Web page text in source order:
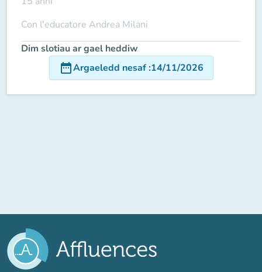
Con l'educatore Andrea Milani
Dim slotiau ar gael heddiw
date_rangeArgaeledd nesaf:14/11/2026